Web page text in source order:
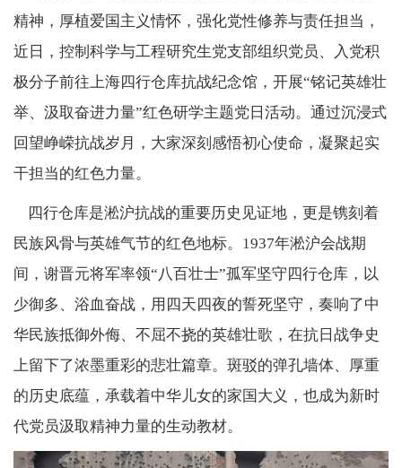
精神，厚植爱国主义情怀，强化党性修养与责任担当，
近日，控制科学与工程研究生党支部组织党员、入党积
极分子前往上海四行仓库抗战纪念馆，开展“铭记英雄壮
举、汲取奋进力量”红色研学主题党日活动。通过沉浸式
回望峥嵘抗战岁月，大家深刻感悟初心使命，凝聚起实
干担当的红色力量。
四行仓库是淞沪抗战的重要历史见证地，更是镌刻着
民族风骨与英雄气节的红色地标。 1937年淞沪会战期
间，谢晋元将军率领“八百壮士”孤军坚守四行仓库，以
少御多、浴血奋战，用四天四夜的誓死坚守，奏响了中
华民族抵御外侮、不屈不挠的英雄壮歌，在抗日战争史
上留下了浓墨重彩的悲壮篇章。斑驳的弹孔墙体、厚重
的历史底蕴，承载着中华儿女的家国大义，也成为新时
代党员汲取精神力量的生动教材。